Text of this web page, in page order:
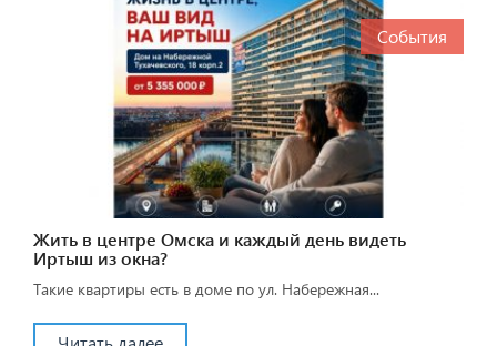
События
Жить в центре Омска и каждый день видеть
Иртыш из окна?
Такие квартиры есть в доме по ул. Набережная...